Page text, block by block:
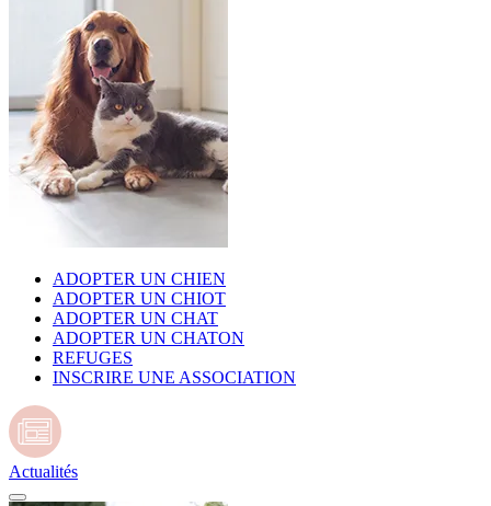
ADOPTER UN CHIEN
ADOPTER UN CHIOT
ADOPTER UN CHAT
ADOPTER UN CHATON
REFUGES
INSCRIRE UNE ASSOCIATION
Actualités